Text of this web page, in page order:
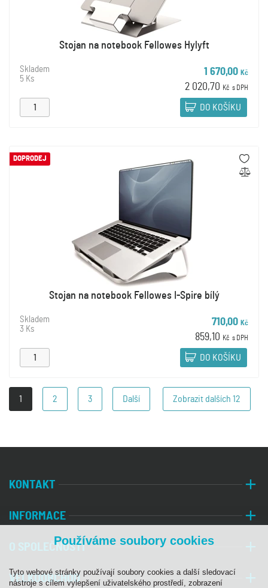
Stojan na notebook Fellowes Hylyft
Skladem
5 Ks
1 670,00 Kč
2 020,70 Kč s DPH
DO KOŠÍKU
DOPRODEJ
Stojan na notebook Fellowes I-Spire bílý
Skladem
3 Ks
710,00 Kč
859,10 Kč s DPH
DO KOŠÍKU
1 2 3 Další Zobrazit dalších 12
KONTAKT
INFORMACE
O SPOLEČNOSTI
VELKOOBCHOD
Používáme soubory cookies
Tyto webové stránky používají soubory cookies a další sledovací
nástroje s cílem vylepšení uživatelského prostředí, zobrazení